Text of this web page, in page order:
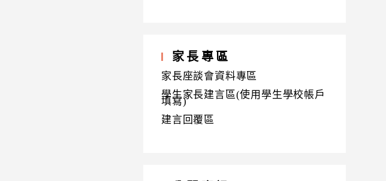
家長專區
家長座談會資料專區
學生家長建言區(使用學生學校帳戶
填寫)
建言回覆區